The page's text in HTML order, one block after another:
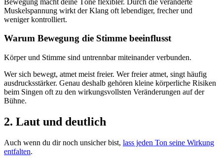
Muskelspannung wirkt der Klang oft lebendiger, frecher und
weniger kontrolliert.
Warum Bewegung die Stimme beeinflusst
Körper und Stimme sind untrennbar miteinander verbunden.
Wer sich bewegt, atmet meist freier. Wer freier atmet, singt häufig
ausdrucksstärker. Genau deshalb gehören kleine körperliche Risiken
beim Singen oft zu den wirkungsvollsten Veränderungen auf der
Bühne.
2. Laut und deutlich
Auch wenn du dir noch unsicher bist, lass jeden Ton seine Wirkung
entfalten.